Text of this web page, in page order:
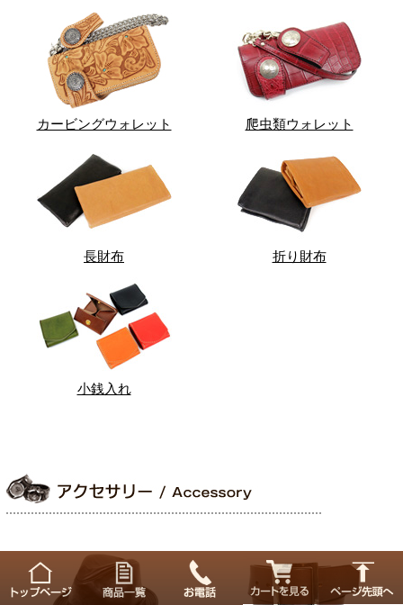
カービングウォレット 爬虫類ウォレット
長財布 折り財布
小銭入れ